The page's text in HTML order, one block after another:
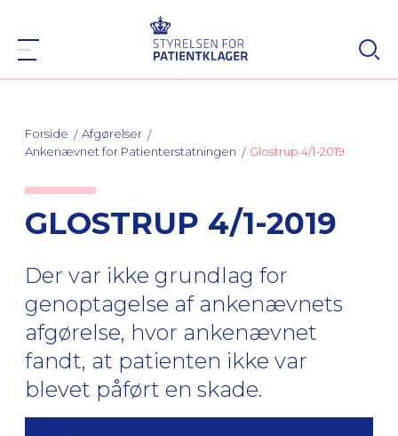
Forside
Afgørelser
Ankenævnet for Patienterstatningen
Glostrup 4/1-2019
GLOSTRUP 4/1-2019
Der var ikke grundlag for
genoptagelse af ankenævnets
afgørelse, hvor ankenævnet
fandt, at patienten ikke var
blevet påført en skade.